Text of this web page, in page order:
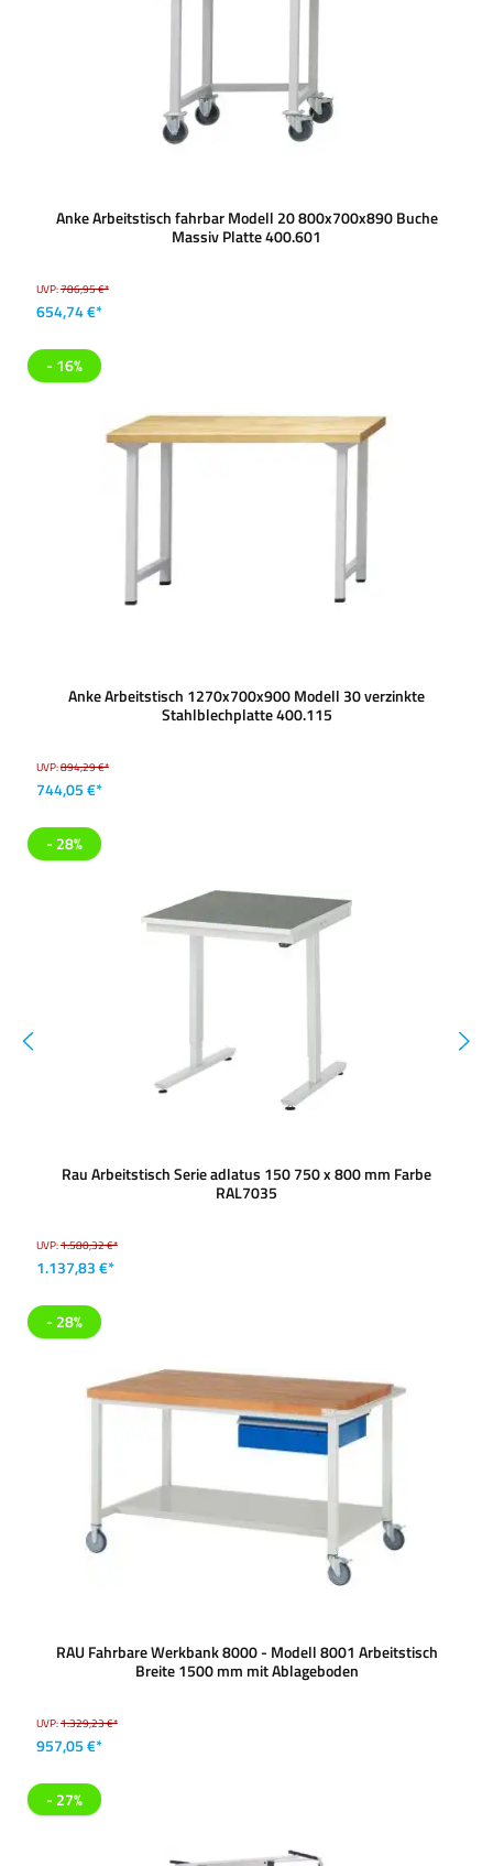
Anke Arbeitstisch fahrbar Modell 20 800x700x890 Buche
Massiv Platte 400.601
UVP:786,95 €*
654,74 €*
- 16%
Anke Arbeitstisch 1270x700x900 Modell 30 verzinkte
Stahlblechplatte 400.115
UVP:894,29 €*
744,05 €*
- 28%
Rau Arbeitstisch Serie adlatus 150 750 x 800 mm Farbe
RAL7035
UVP:1.580,32 €*
1.137,83 €*
- 28%
RAU Fahrbare Werkbank 8000 - Modell 8001 Arbeitstisch
Breite 1500 mm mit Ablageboden
UVP:1.329,23 €*
957,05 €*
- 27%